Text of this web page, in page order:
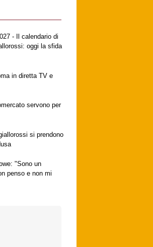
- Il calendario di
oggi la sfida
in diretta TV e
servono per
si prendono
"Sono un
penso e non mi